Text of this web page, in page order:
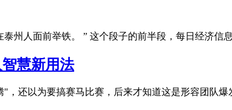
泰州人面前举铁。 ” 这个段子的前半段，每日经济
慧新用法
还以为要搞赛马比赛，后来才知道这是形容团队